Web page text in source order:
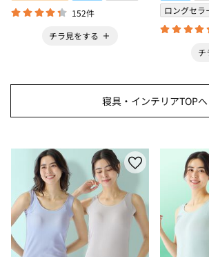
152件
チラ見をする
ロングセラ
チ
寝具・インテリアTOPへ